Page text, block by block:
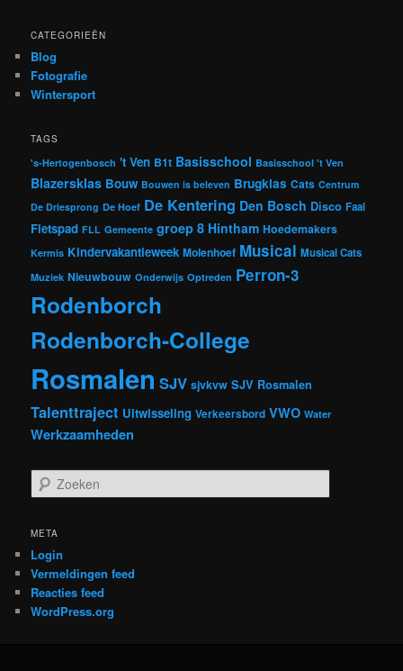
CATEGORIEËN
Blog
Fotografie
Wintersport
TAGS
's-Hertogenbosch 't Ven B1t Basisschool Basisschool 't Ven
Blazersklas Bouw Bouwen is beleven Brugklas Cats Centrum
De Driesprong De Hoef De Kentering Den Bosch Disco Faal
Fietspad FLL Gemeente groep 8 Hintham Hoedemakers
Kermis Kindervakantieweek Molenhoef Musical Musical Cats
Muziek Nieuwbouw Onderwijs Optreden Perron-3
Rodenborch
Rodenborch-College
Rosmalen SJV sjvkvw SJV Rosmalen
Talenttraject Uitwisseling Verkeersbord VWO Water
Werkzaamheden
o
k
n
META
Login
Vermeldingen feed
Reacties feed
WordPress.org